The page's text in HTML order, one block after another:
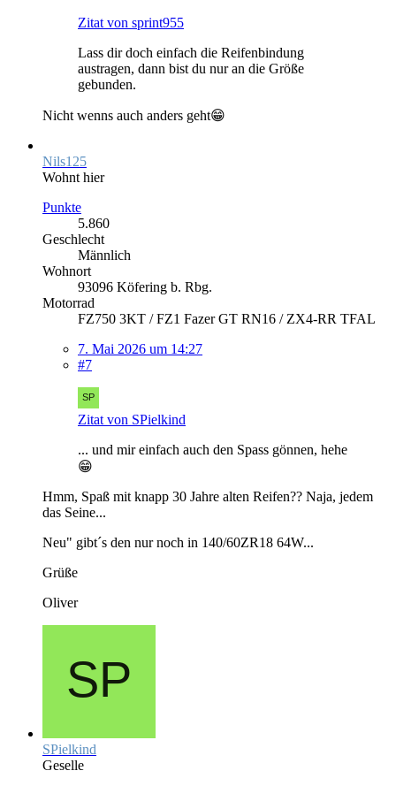
Zitat von sprint955
Lass dir doch einfach die Reifenbindung
austragen, dann bist du nur an die Größe
gebunden.
Nicht wenns auch anders geht😁
Nils125
Wohnt hier
Punkte
5.860
Geschlecht
Männlich
Wohnort
93096 Köfering b. Rbg.
Motorrad
FZ750 3KT / FZ1 Fazer GT RN16 / ZX4-RR TFAL
7. Mai 2026 um 14:27
#7
Zitat von SPielkind
... und mir einfach auch den Spass gönnen, hehe
😁
Hmm, Spaß mit knapp 30 Jahre alten Reifen?? Naja, jedem
das Seine...
Neu" gibt´s den nur noch in 140/60ZR18 64W...
Grüße
Oliver
SPielkind
Geselle